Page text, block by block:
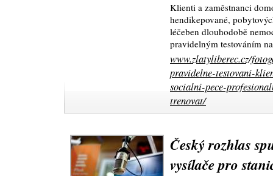
Klienti a zaměstnanci
hendikepované,
léčeben dlouhodobě
pravidelným testováním
www.zlatyliberec.cz/
pravidelne-testovani-
socialni-pece-
trenovat/
Český rozhlas
vysílače pro